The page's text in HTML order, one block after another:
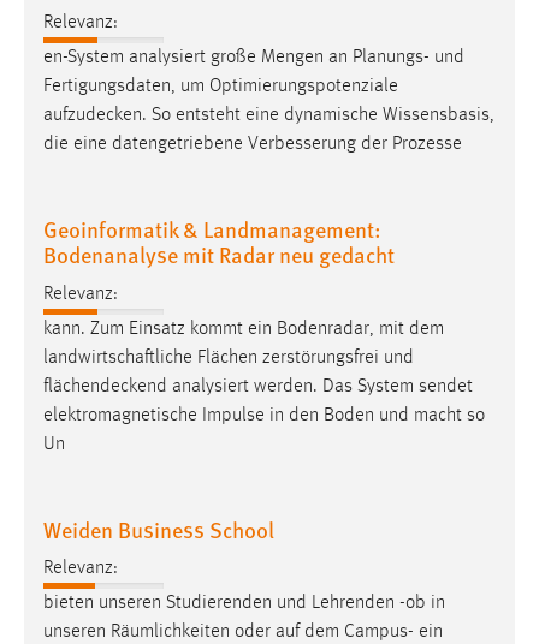
Relevanz:
en-System analysiert große Mengen an Planungs- und
Fertigungsdaten, um Optimierungspotenziale
aufzudecken. So entsteht eine dynamische Wissensbasis,
die eine datengetriebene Verbesserung der Prozesse
Geoinformatik & Landmanagement:
Bodenanalyse mit Radar neu gedacht
Relevanz:
kann. Zum Einsatz kommt ein Bodenradar, mit dem
landwirtschaftliche Flächen zerstörungsfrei und
flächendeckend analysiert werden. Das System sendet
elektromagnetische Impulse in den Boden und macht so
Un
Weiden Business School
Relevanz:
bieten unseren Studierenden und Lehrenden -ob in
unseren Räumlichkeiten oder auf dem Campus- ein